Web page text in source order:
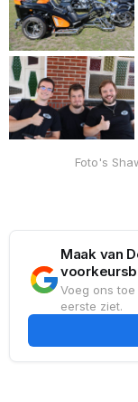
Foto's
Maak van
Voeg ons
eerste ziet.